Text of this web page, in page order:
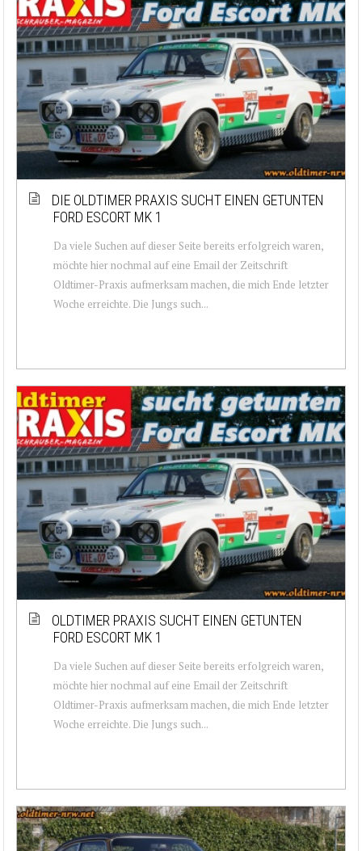
DIE OLDTIMER PRAXIS SUCHT EINEN GETUNTEN
FORD ESCORT MK 1
Da viele Suchen auf dieser Seite bereits erfolgreich waren,
möchte hier nochmal auf eine Email der Zeitschrift
Oldtimer-Praxis aufmerksam machen, die mich Ende letzter
Woche erreichte. Die Jungs such...
OLDTIMER PRAXIS SUCHT EINEN GETUNTEN
FORD ESCORT MK 1
Da viele Suchen auf dieser Seite bereits erfolgreich waren,
möchte hier nochmal auf eine Email der Zeitschrift
Oldtimer-Praxis aufmerksam machen, die mich Ende letzter
Woche erreichte. Die Jungs such...